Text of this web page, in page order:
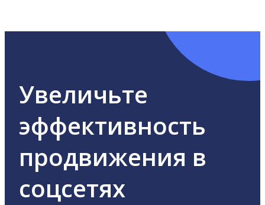
Увеличьте
эффективность
продвижения в
соцсетях